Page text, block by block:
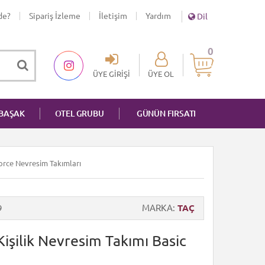
Sipariş İzleme İletişim Yardım Dil
0
ÜYE GIRIŞI ÜYE OL
OTEL GRUBU GÜNÜN FIRSATI
Nevresim Takımları
MARKA TAÇ
Nevresim Takımı Basic